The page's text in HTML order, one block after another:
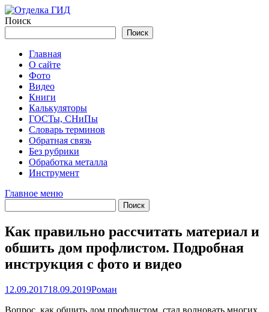
Перейти
к
Поиск
Поиск
Главная
О сайте
Фото
Видео
Книги
Калькуляторы
ГОСТы, СНиПы
Словарь терминов
Обратная связь
Без рубрики
Обработка металла
Инструмент
Главное меню
Как правильно рассчитать материал и
обшить дом профлистом. Подробная
инструкция с фото и видео
12.09.201718.09.2019Роман
Вопрос, как обшить дом профлистом, стал волновать многих